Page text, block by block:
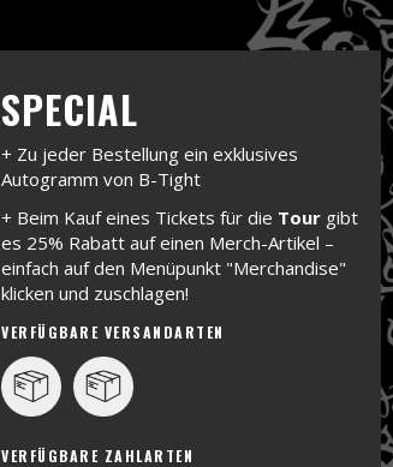
Next
SPECIAL
+ Zu jeder Bestellung ein exklusives
Autogramm von B-Tight
+ Beim Kauf eines Tickets für die Tour gibt
es 25% Rabatt auf einen Merch-Artikel –
einfach auf den Menüpunkt "Merchandise"
klicken und zuschlagen!
VERFÜGBARE VERSANDARTEN
VERFÜGBARE ZAHLARTEN